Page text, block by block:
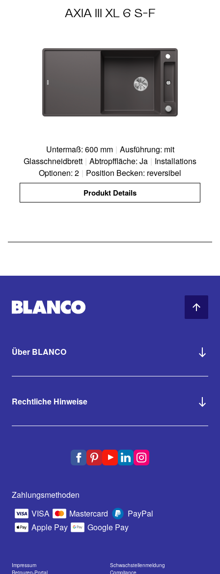
AXIA III XL 6 S-F
Untermaß: 600 mm | Ausführung: mit
Glasschneidbrett | Abtropffläche: Ja | Installations
Optionen: 2 | Position Becken: reversibel
Produkt Details
Über BLANCO
Rechtliche Hinweise
Zahlungsmethoden
VISA
Mastercard
PayPal
Apple Pay
Google Pay
Impressum
Schwachstellenmeldung